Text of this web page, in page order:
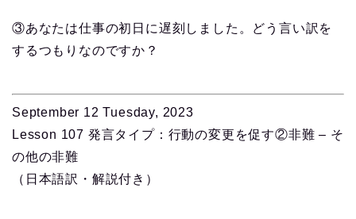
③あなたは仕事の初日に遅刻しました。どう言い訳を
するつもりなのですか？
September 12 Tuesday, 2023
Lesson 107 発言タイプ：行動の変更を促す②非難 – そ
の他の非難
（日本語訳・解説付き）